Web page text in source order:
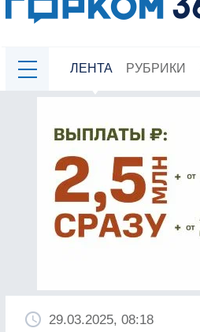
ЛЕНТА РУБРИКИ
29.03.2025, 08:18